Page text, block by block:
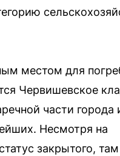
местом для
Червишевское
части города
Несмотря на
закрытого,